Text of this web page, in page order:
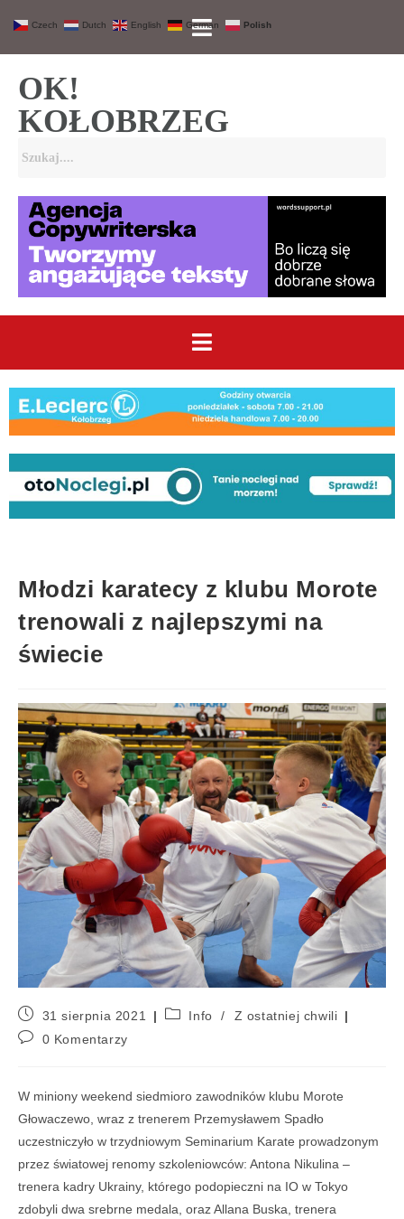
OK!
KOŁOBRZEG
Młodzi karatecy z klubu Morote
trenowali z najlepszymi na
świecie
31 sierpnia 2021 Info /
Z ostatniej chwili
0 Komentarzy
W miniony weekend siedmioro zawodników klubu Morote
Głowaczewo, wraz z trenerem Przemysławem Spadło
uczestniczyło w trzydniowym Seminarium Karate prowadzonym
przez światowej renomy szkoleniowców: Antona Nikulina –
trenera kadry Ukrainy, którego podopieczni na IO w Tokyo
zdobyli dwa srebrne medala, oraz Allana Buska, trenera
Czech Dutch English German Polish